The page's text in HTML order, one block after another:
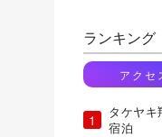
ランキング
アクセ
タケヤキ
宿泊